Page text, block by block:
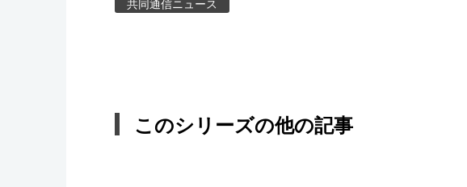
このシリーズの他の記事